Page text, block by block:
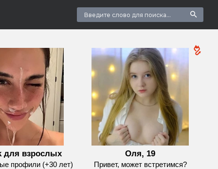
для взрослых
профили (+30 лет)
Оля, 19
Привет, может встретимся?